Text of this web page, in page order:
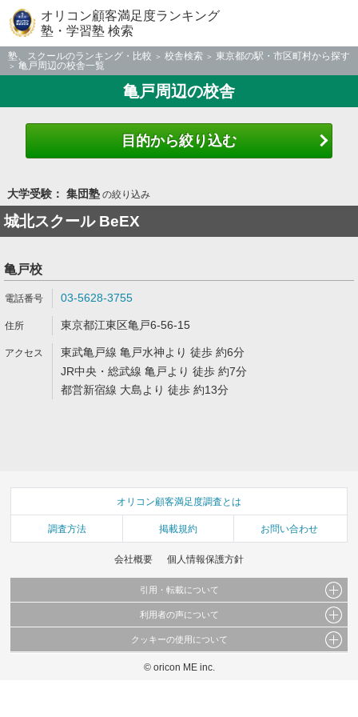
オリコン顧客満足度ランキング
塾・学習塾 検索
塾、スクールのランキング・比較 校舎検索
東京都の駅・市区町村から探す
亀戸周辺の校舎一覧
亀戸周辺の校舎
目的から絞り込む
大学受験： 集団塾の絞り込み
城北スクール BeEX
亀戸校
03-5628-3755
東京都江東区亀戸6-56-15
東武亀戸線 亀戸水神より 徒歩 約6分
JR中央・総武線 亀戸より 徒歩 約7分
都営新宿線 大島より 徒歩 約13分
オリコン顧客満足度調査とは
調査方法 掲載規約 お問い合わせ
会社概要 個人情報保護方針
引用・転載について
当サイトで公開されている情報（文字、写真、イラスト、画像データ等）及びこれらの配
これらの情報を権利者の許可なく無断転載・複製などの二次利用を行うことは固く禁じて
利用者の声について
当サイトに掲載している内容はすべてサービスの利用者が提出された見解・感想です。
弊社の見解・ 意見ではないことをご理解いただいた上でご覧ください。
クッキーの使用について
このサイトでは Cookie を使用して、ユーザーに合わせたコンテンツや広告の表示、ソー
© oricon ME inc.